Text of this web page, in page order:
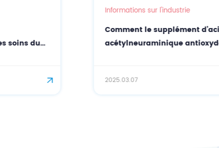
Comment le supplément d’acide N-
acétylneuraminique antioxydant